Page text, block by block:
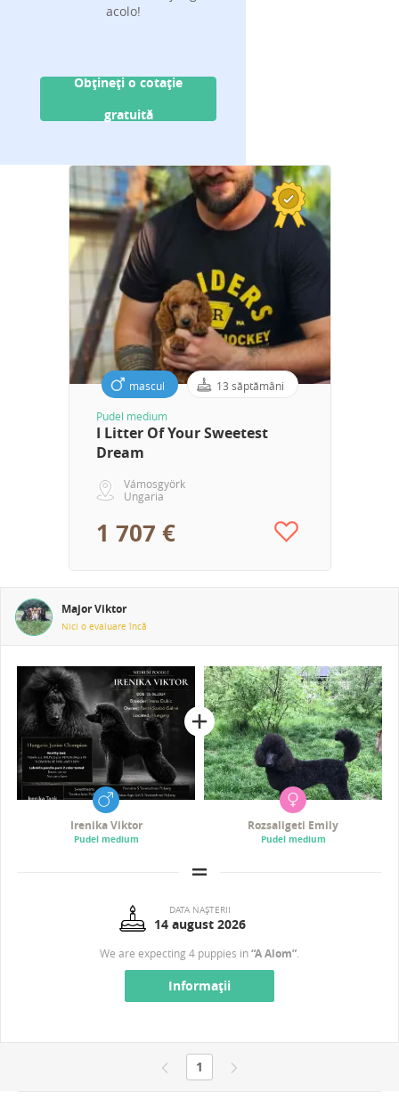
acolo!
Obțineți o cotație
gratuită
mascul 13 săptămâni
Pudel medium
I Litter Of Your Sweetest
Dream
Vámosgyörk
Ungaria
1 707 €
Major Viktor
Nici o evaluare încă
Irenika Viktor
Pudel medium
Rozsaligeti Emily
Pudel medium
DATA NAȘTERII
14 august 2026
We are expecting 4 puppies in“A Alom”
Informații
1